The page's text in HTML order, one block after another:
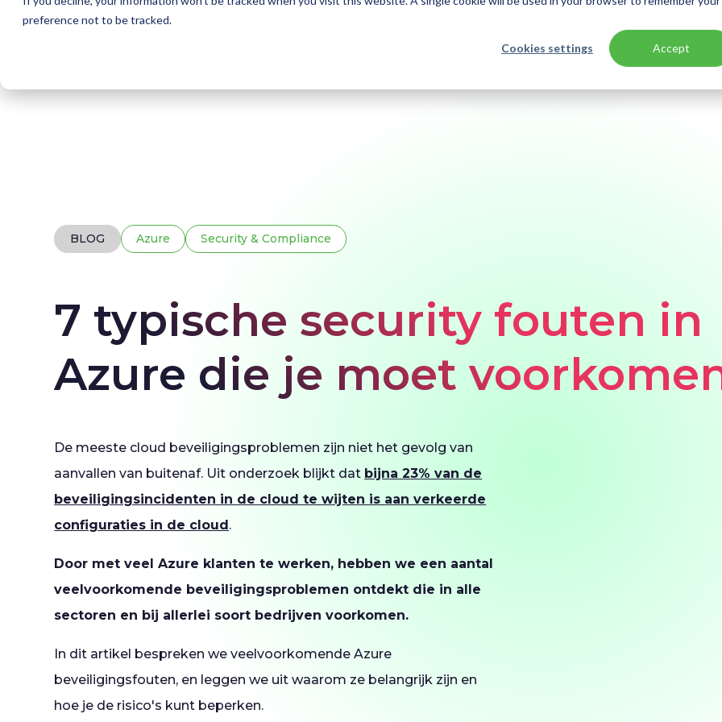
preference not to be tracked.
Cookies settings Accept
BLOG Azure Security & Compliance
7 typische security fouten in
Azure die je moet
De meeste cloud beveiligingsproblemen zijn niet het gevolg van
aanvallen van buitenaf. Uit onderzoek blijkt dat bijna 23% van de
beveiligingsincidenten in de cloud te wijten is aan verkeerde
configuraties in de cloud.
Door met veel Azure klanten te werken, hebben we een aantal
veelvoorkomende beveiligingsproblemen ontdekt die in alle
sectoren en bij allerlei soort bedrijven voorkomen.
In dit artikel bespreken we veelvoorkomende Azure
beveiligingsfouten, en leggen we uit waarom ze belangrijk zijn en
hoe je de risico's kunt beperken.